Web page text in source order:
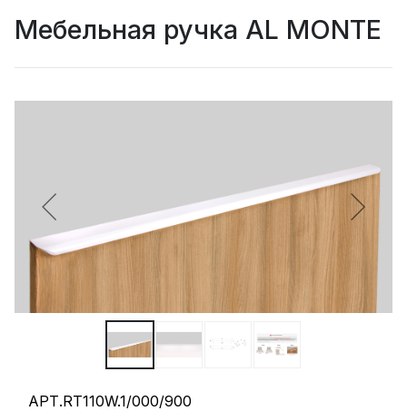
Мебельная ручка AL MONTE
АРТ.RT110W.1/000/900